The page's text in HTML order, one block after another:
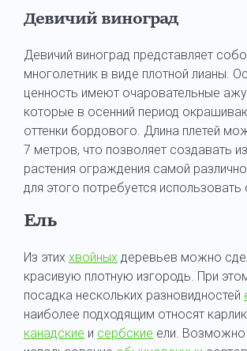
Девичий виноград
Девичий виноград представляет
многолетник в виде плотной лианы.
ценность имеют очаровательные
которые в осенний период
оттенки бордового. Длина плетей
7 метров, что позволяет создавать
растения ограждения самой
для этого потребуется использовать
Ель
Из этих хвойных деревьев можно
красивую плотную изгородь. При
посадка нескольких разновидностей
наиболее подходящим относят
канадские и сербские ели. Возможно